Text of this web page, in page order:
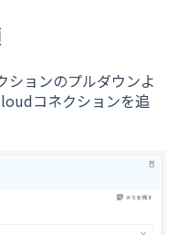
ションのプルダウンよ
コネクションを追